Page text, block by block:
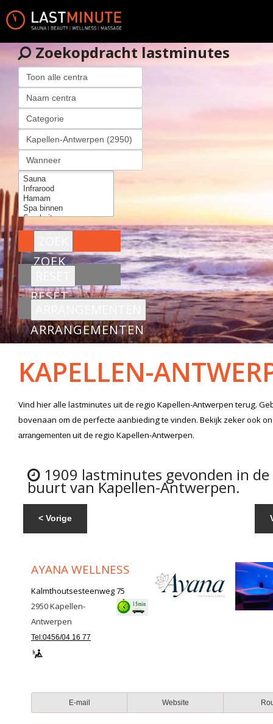
Zoekopdracht lastminutes
ZOEK
RESET
ARRANGEMENTEN
KAPELLEN-
Vind hier alle lastminutes uit de regio Kapellen-Antwerpenterug.
bovenaan om de perfecte aanbieding te vinden. Bekijk zeker ook
arrangementen uit de regio Kapellen-Antwerpen.
1909 lastminutes gevonden in de
buurt van Kapellen-Antwerpen.
< Vorige
AYANA WELLNESS
Kalmthoutsesteenweg 75
2950Kapellen-
Antwerpen
Tel:0456/04 16 77
E-mail Website